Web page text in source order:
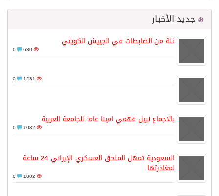
جديد الأخبار
ثلة من الضابطات في الجييش الكويتي
630
1231
بالاجماع نبيل فهمي امينا عاما للجامعة العربية
1032
السعودية تمهل الملحق العسكري الإيراني 24 ساعة
لمغادرتها
1002